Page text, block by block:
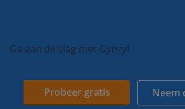
Ga aan de slag met Gynzy!
Probeer gratis Neem